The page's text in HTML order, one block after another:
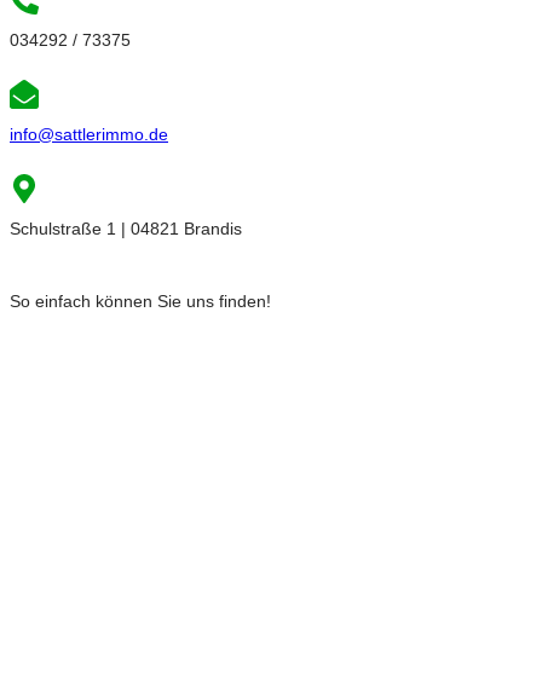
034292 / 73375
info@sattlerimmo.de
Schulstraße 1 | 04821 Brandis
So einfach können Sie uns finden!